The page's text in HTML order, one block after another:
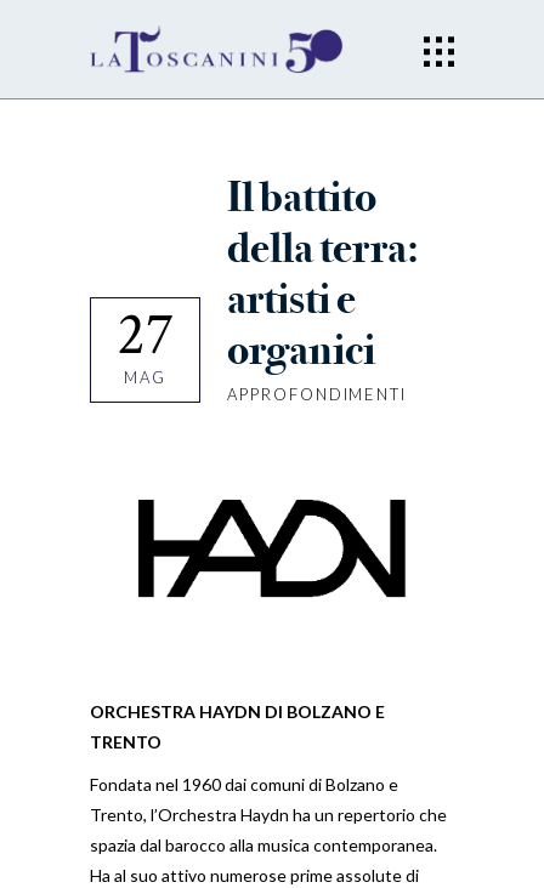
27
MAG
Il battito
della terra:
artisti e
organici
APPROFONDIMENTI
ORCHESTRA HAYDN DI BOLZANO E
TRENTO
Fondata nel 1960 dai comuni di Bolzano e
Trento, l’Orchestra Haydn ha un repertorio che
spazia dal barocco alla musica contemporanea.
Ha al suo attivo numerose prime assolute di